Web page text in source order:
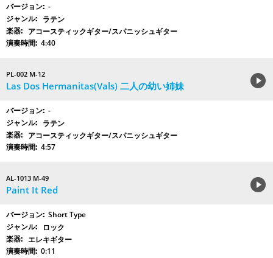
-
ラテン
アコースティックギター/スパニッシュギター
4:40
PL-002 M-12
Las Dos Hermanitas(Vals) 二人の幼い姉妹
-
ラテン
アコースティックギター/スパニッシュギター
4:57
AL-1013 M-49
Paint It Red
Short Type
ロック
エレキギター
0:11